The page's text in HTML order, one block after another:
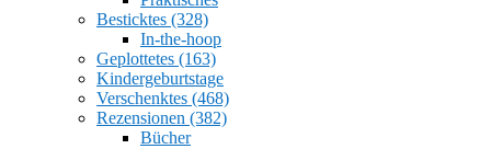
Besticktes (328)
In-the-hoop
Geplottetes (163)
Kindergeburtstage
Verschenktes (468)
Rezensionen (382)
Bücher